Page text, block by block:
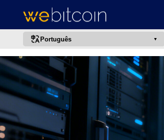
Português
português (BR)
english
español
français
italiano
deutsch